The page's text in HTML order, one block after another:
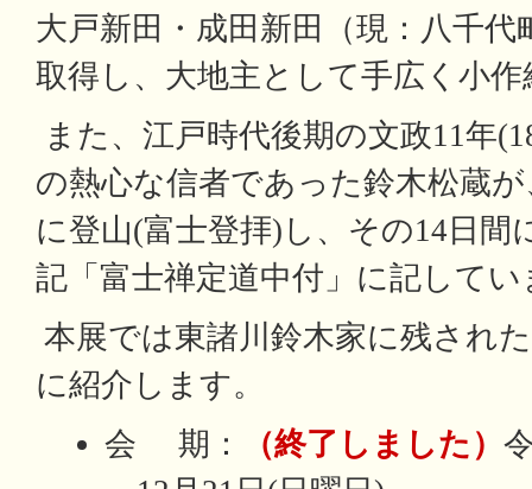
大戸新田・成田新田（現：八千代
取得し、大地主として手広く小
また、江戸時代後期の文政11年
の熱心な信者であった鈴木松蔵
に登山(富士登拝)し、その14日間
記「富士禅定道中付」に記してい
本展では東諸川鈴木家に残され
に紹介します。
会 期：
（終了しました）